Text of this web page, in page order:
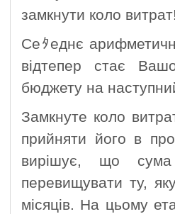
замкнути коло витрат!
Сеﾀеднє
відтепер стає
бюджету на
Замкнуте коло
прийняти його в
вирішує, що
перевищувати ту,
місяців. На цьому